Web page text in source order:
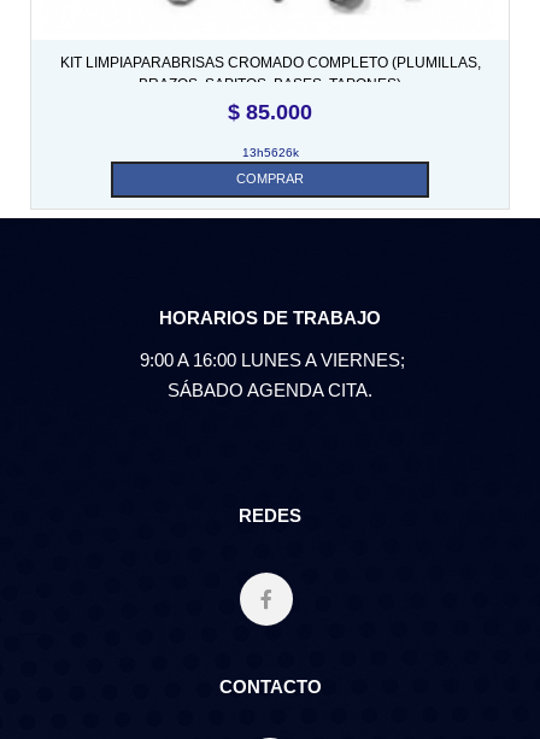
KIT LIMPIAPARABRISAS CROMADO COMPLETO (PLUMILLAS,
BRAZOS, SAPITOS, BASES, TAPONES)
$ 85.000
13h5626k
COMPRAR
HORARIOS DE TRABAJO
9:00 A 16:00 LUNES A VIERNES;
SÁBADO AGENDA CITA.
REDES
CONTACTO